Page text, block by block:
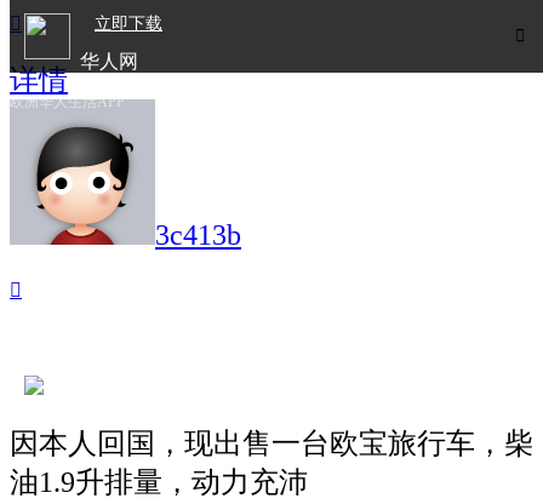

立即下载
华人网
欧洲华人生活APP

详情
3c413b

因本人回国，现出售一台欧宝旅行车，柴
油1.9升排量，动力充沛